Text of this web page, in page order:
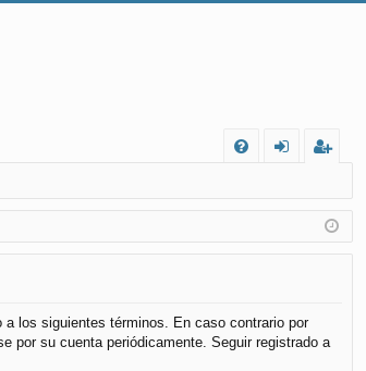
Q
nt
ifi
e
ist
ra
a los siguientes términos. En caso contrario por
por su cuenta periódicamente. Seguir registrado a